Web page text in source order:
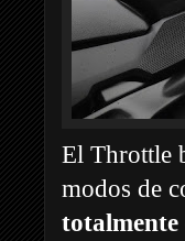
El Throttle
modos de